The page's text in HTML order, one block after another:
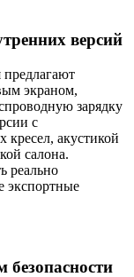
версий
экраном,
зарядку
с
кресел, акустикой
салона.
реально
экспортные
безопасности